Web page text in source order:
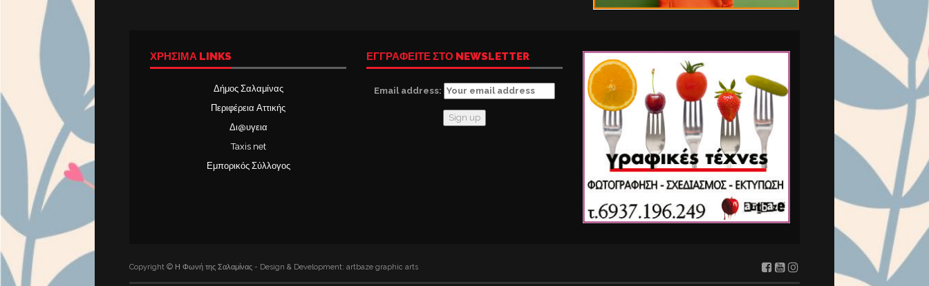
ΧΡΉΣΙΜΑ LINKS
Δήμος Σαλαμίνας
Περιφέρεια Αττικής
Δι@υγεια
Taxis net
Εμπορικός Σύλλογος
ΕΓΓΡΑΦΕΙΤΕ ΣΤΟ NEWSLETTER
Email address:
Copyright © Η Φωνή της Σαλαμίνας - Design & Development: artbaze graphic arts